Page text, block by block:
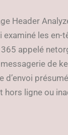
Header
les
365 appelé
de
d’envoi
hors ligne ou